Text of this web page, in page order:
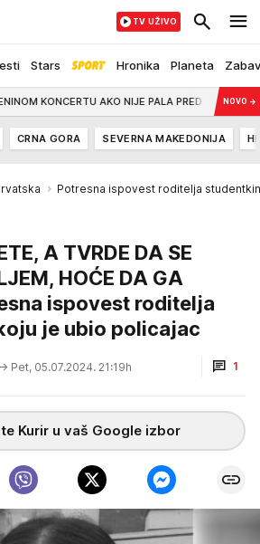
Stars Hronika Planeta
TV UŽIVO
AKO NIJE PALA PRED TOBOM" Lepa
NOVO →
CRNA GORA SEVERNA MAKEDONIJA
Potresna ispovest roditelja
A TVRDE DA SE
HOĆE DA GA
ispovest roditelja
je ubio policajac
→ Pet, 05.07.2024. 21:19h 1
Kurir u vaš Google izbor